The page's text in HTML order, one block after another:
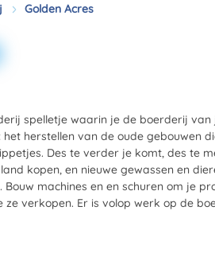
Golden Acres
spelletje waarin je de boerderij
herstellen van de oude gebouwen
Des te verder je komt, des te
kopen, en nieuwe gewassen en
machines en en schuren om je
verkopen. Er is volop werk op de